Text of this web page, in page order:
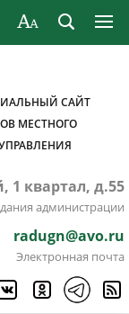
САЙТ
МЕСТНОГО
1 квартал, д.55
администрации
radugn@avo.ru
Электронная почта